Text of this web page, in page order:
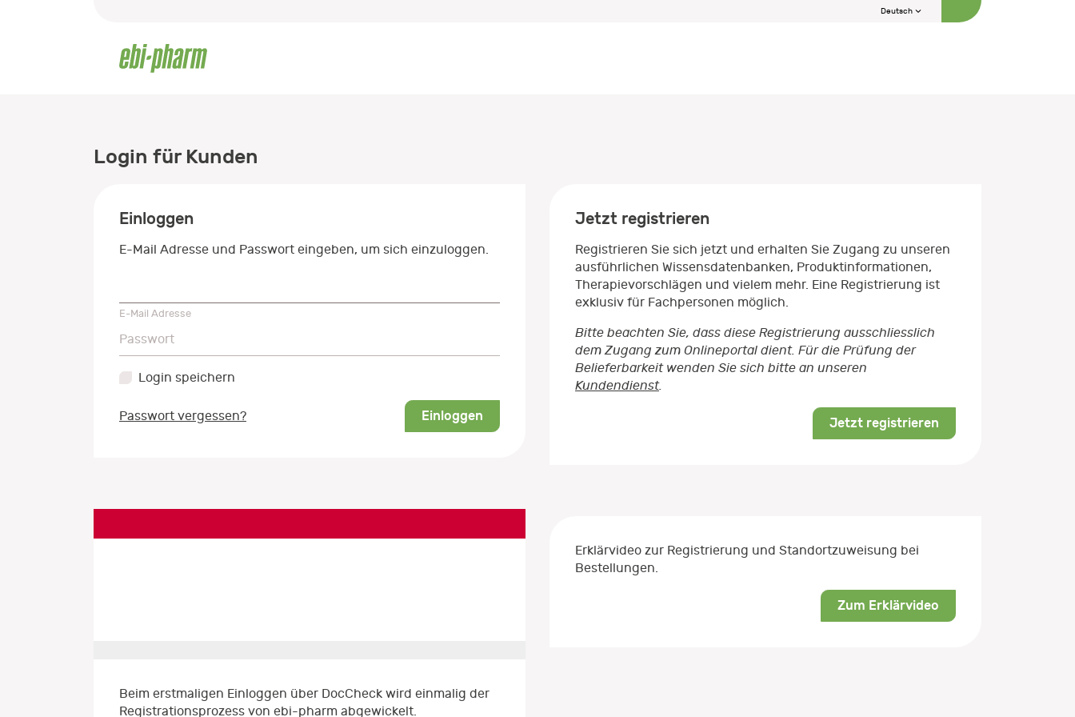
Deutsch
Login für Kunden
Einloggen
E-Mail Adresse und Passwort eingeben, um sich einzuloggen.
E-Mail Adresse
Passwort
Passwort
Login speichern
Passwort vergessen? Einloggen
Beim erstmaligen Einloggen über DocCheck wird einmalig der
Registrationsprozess von ebi-pharm abgewickelt.
Jetzt registrieren
Registrieren Sie sich jetzt und erhalten Sie Zugang zu unseren
ausführlichen Wissensdatenbanken, Produktinformationen,
Therapievorschlägen und vielem mehr. Eine Registrierung ist
exklusiv für Fachpersonen möglich.
Bitte beachten Sie, dass diese Registrierung ausschliesslich
dem Zugang zum Onlineportal dient. Für die Prüfung der
Belieferbarkeit wenden Sie sich bitte an unseren
Kundendienst.
Jetzt registrieren
Erklärvideo zur Registrierung und Standortzuweisung bei
Bestellungen.
Zum Erklärvideo